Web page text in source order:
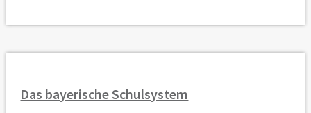
Das bayerische Schulsystem